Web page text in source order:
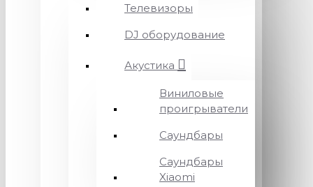
Телевизоры
DJ оборудование
Акустика
Виниловые
проигрыватели
Саундбары
Саундбары
Xiaomi